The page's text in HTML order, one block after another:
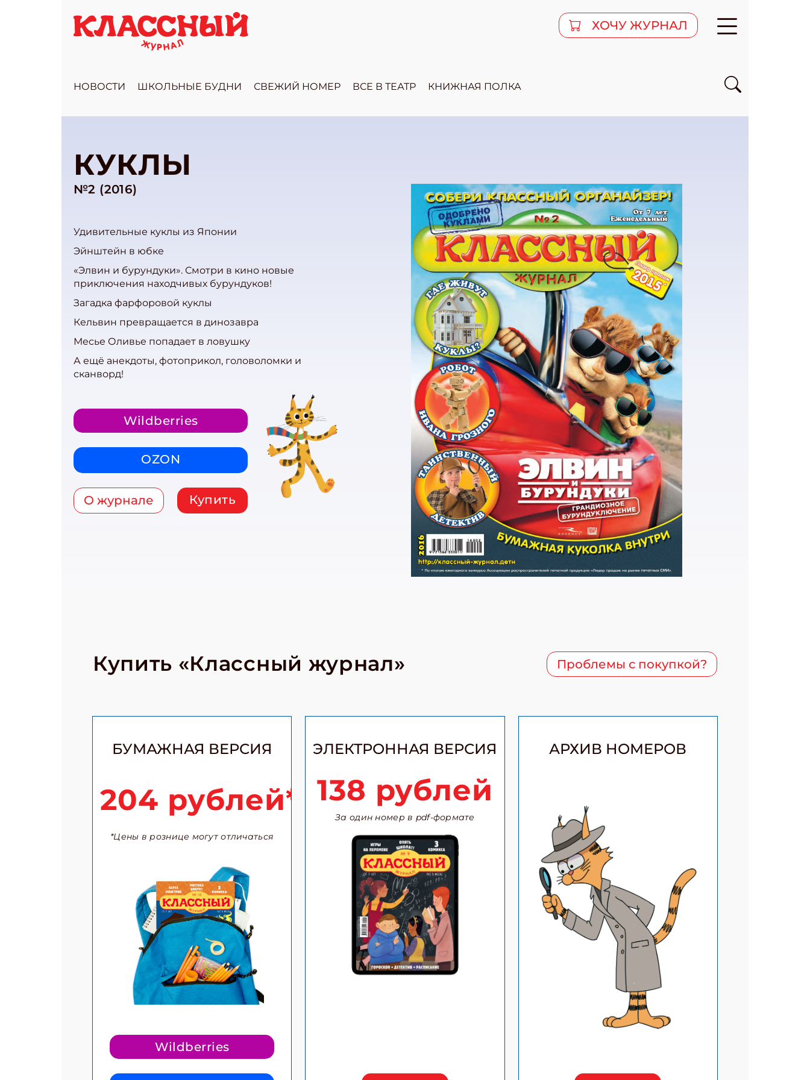
ХОЧУ ЖУРНАЛ
НОВОСТИ ШКОЛЬНЫЕ БУДНИ СВЕЖИЙ НОМЕР ВСЕ В ТЕАТР КНИЖНАЯ ПОЛКА
КУКЛЫ
№2 (2016)
Удивительные куклы из Японии
Эйнштейн в юбке
«Элвин и бурундуки». Смотри в кино новые
приключения находчивых бурундуков!
Загадка фарфоровой куклы
Кельвин превращается в динозавра
Месье Оливье попадает в ловушку
А ещё анекдоты, фотоприкол, головоломки и
сканворд!
Wildberries
OZON
О журнале Купить
Купить «Классный журнал» Проблемы с покупкой?
БУМАЖНАЯ ВЕРСИЯ
204 рублей*
*Цены в рознице могут отличаться
Wildberries
ЭЛЕКТРОННАЯ ВЕРСИЯ
138 рублей
За один номер в pdf-формате
АРХИВ НОМЕРОВ
Подпишись на рассылку
Получи электронный "Классный журнал" в подарок!
Укажите имя
Укажите Ваш Email